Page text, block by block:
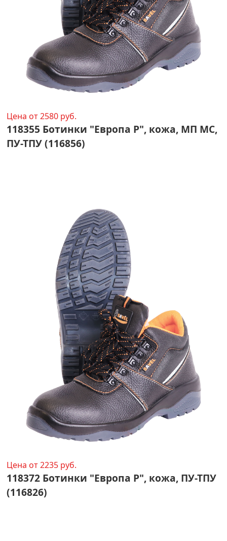
Цена от 2580 руб.
118355 Ботинки "Европа Р", кожа, МП МС,
ПУ-ТПУ (116856)
Цена от 2235 руб.
118372 Ботинки "Европа Р", кожа, ПУ-ТПУ
(116826)